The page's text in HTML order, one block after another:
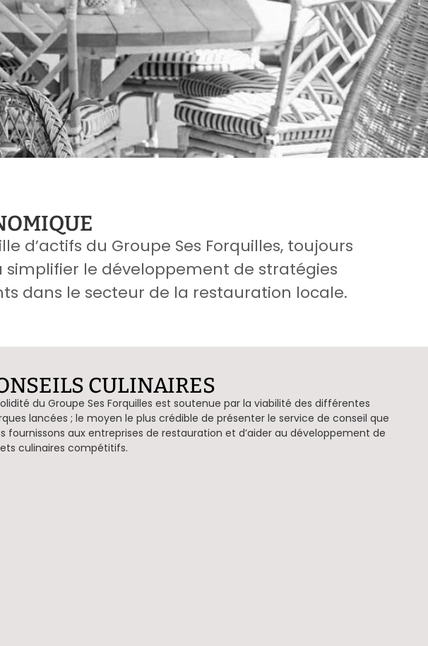
d’actifs du Groupe Ses Forquilles, toujours
le développement de stratégies
dans le secteur de la restauration locale.
CULINAIRES
du Groupe Ses Forquilles est soutenue par la viabilité des différentes
lancées ; le moyen le plus crédible de présenter le service de conseil que
fournissons aux entreprises de restauration et d’aider au développement de
culinaires compétitifs.